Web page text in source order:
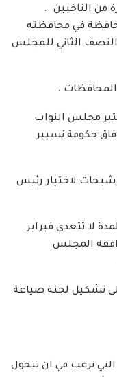
من الناخبين ..
في محافظته
الثاني للمجلس
.
مجلس النواب
حكومة تسيير
لاختيار رئيس
لا تتعدى فبراير
موافقة المجلس
تشكيل لجنة صياغة
ترغب في ان تتحول